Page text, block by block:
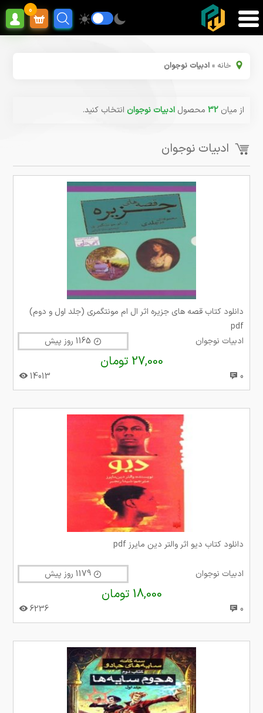
0
خانه »ادبیات نوجوان
از میان32 محصولادبیات نوجوان انتخاب کنید.
ادبیات نوجوان
دانلود کتاب قصه های جزیره اثر ال ام مونتگمری (جلد اول و دوم)
pdf
ادبیات نوجوان
27,000 تومان
0
14013
دانلود کتاب دیو اثر والتر دین مایرز pdf
ادبیات نوجوان
18,000 تومان
0
6236